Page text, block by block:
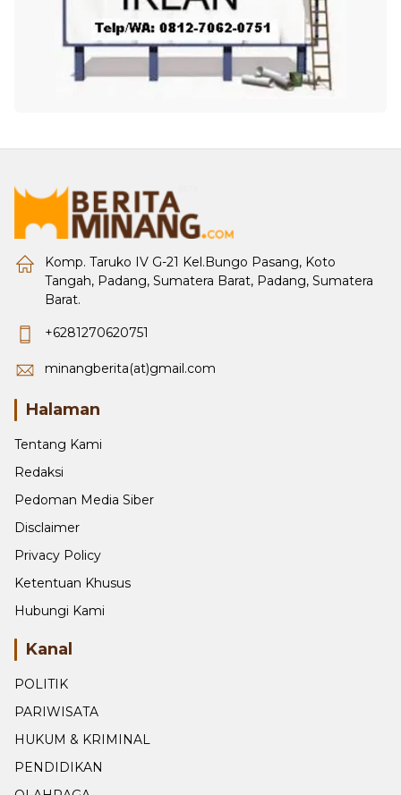
Komp. Taruko IV G-21 Kel.Bungo Pasang, Koto
Tangah, Padang, Sumatera Barat, Padang, Sumatera
Barat.
+6281270620751
minangberita(at)gmail.com
Halaman
Tentang Kami
Redaksi
Pedoman Media Siber
Disclaimer
Privacy Policy
Ketentuan Khusus
Hubungi Kami
Kanal
POLITIK
PARIWISATA
HUKUM & KRIMINAL
PENDIDIKAN